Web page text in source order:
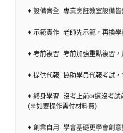
♦ 設備齊全│專業烹飪教室設備
♦ 示範實作│老師先示範，再換
♦ 考前複習│考前加強重點複習，
♦ 提供代報│協助學員代報考試
♦ 終身學習│沒考上前or還沒考
(※如要操作需付材料費)
♦ 創業自用│學會基礎更學會創